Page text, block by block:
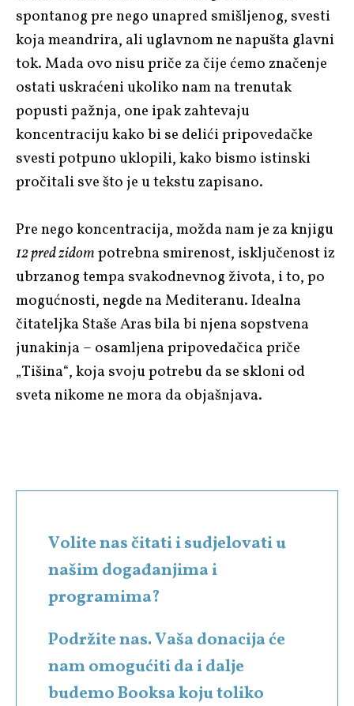
spontanog pre nego unapred smišljenog, svesti
koja meandrira, ali uglavnom ne napušta glavni
tok. Mada ovo nisu priče za čije ćemo značenje
ostati uskraćeni ukoliko nam na trenutak
popusti pažnja, one ipak zahtevaju
koncentraciju kako bi se delići pripovedačke
svesti potpuno uklopili, kako bismo istinski
pročitali sve što je u tekstu zapisano.
Pre nego koncentracija, možda nam je za knjigu
12 pred zidompotrebna smirenost, isključenost iz
ubrzanog tempa svakodnevnog života, i to, po
mogućnosti, negde na Mediteranu. Idealna
čitateljka Staše Arasbila bi njena sopstvena
junakinja – osamljena pripovedačica priče
„Tišina“, koja svoju potrebu da se skloni od
sveta nikome ne mora da objašnjava.
Volite nas čitati i sudjelovati u
našim događanjima i
programima?
Podržite nas. Vaša donacija će
nam omogućiti da i dalje
budemo Booksa koju toliko